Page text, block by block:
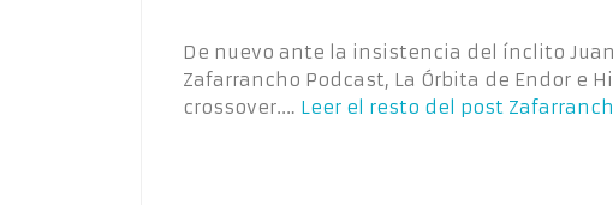
De nuevo ante la insistencia del ínclito
Zafarrancho Podcast, La Órbita de Endor e
crossover.… Leer el resto del post